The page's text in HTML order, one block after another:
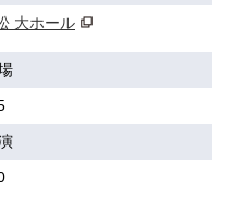
大ホール